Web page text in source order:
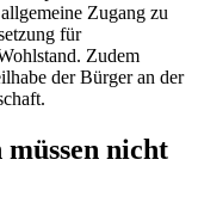
Zugang zu
für
Zudem
der Bürger an der
nicht